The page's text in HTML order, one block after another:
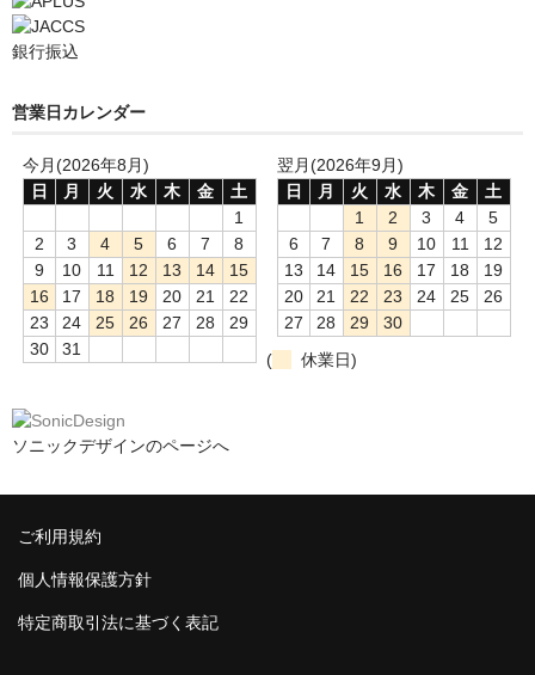
銀行振込
営業日カレンダー
今月(2026年8月)
日
月 火 水 木 金
土
1
2
3 4 5 6 7
8
9
10 11 12 13 14
15
16
17 18 19 20 21
22
23
24 25 26 27 28
29
30
31
翌月(2026年9月)
日
月 火 水 木 金
土
1
2 3 4
5
6
7 8 9 10 11
12
13
14 15 16 17 18
19
20
21 22 23 24 25
26
27
28 29
30
(
休業日)
ソニックデザインのページへ
ご利用規約
個人情報保護方針
特定商取引法に基づく表記